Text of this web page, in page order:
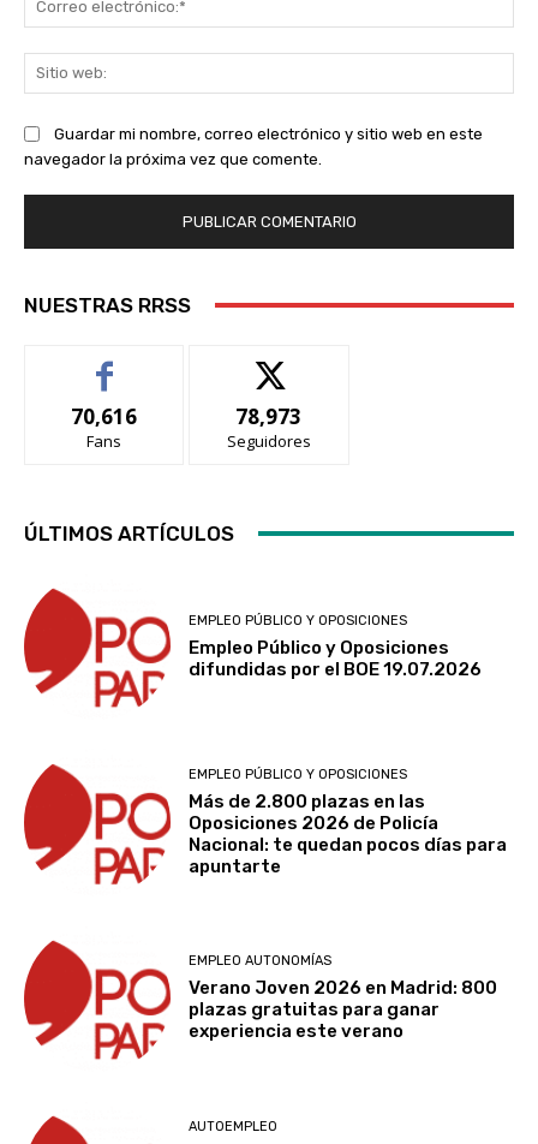
Guardar mi nombre, correo electrónico y sitio web en este
navegador la próxima vez que comente.
NUESTRAS RRSS
70,616
Fans
78,973
Seguidores
ÚLTIMOS ARTÍCULOS
EMPLEO PÚBLICO Y OPOSICIONES
Empleo Público y Oposiciones
difundidas por el BOE 19.07.2026
EMPLEO PÚBLICO Y OPOSICIONES
Más de 2.800 plazas en las
Oposiciones 2026 de Policía
Nacional: te quedan pocos días para
apuntarte
EMPLEO AUTONOMÍAS
Verano Joven 2026 en Madrid: 800
plazas gratuitas para ganar
experiencia este verano
AUTOEMPLEO